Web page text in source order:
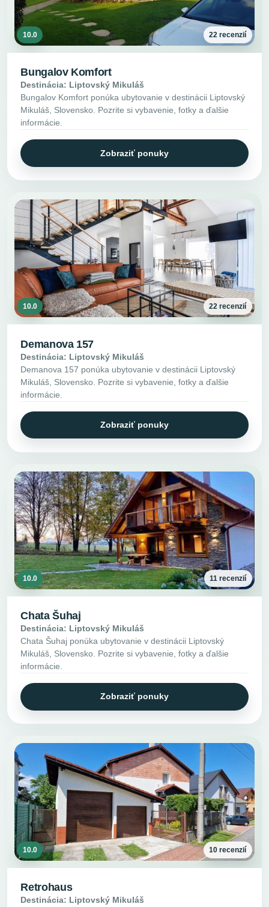
10.0 22 recenzií
Bungalov Komfort
Destinácia: Liptovský Mikuláš
Bungalov Komfort ponúka ubytovanie v destinácii Liptovský
Mikuláš, Slovensko. Pozrite si vybavenie, fotky a ďalšie
informácie.
Zobraziť ponuky
10.0 22 recenzií
Demanova 157
Destinácia: Liptovský Mikuláš
Demanova 157 ponúka ubytovanie v destinácii Liptovský
Mikuláš, Slovensko. Pozrite si vybavenie, fotky a ďalšie
informácie.
Zobraziť ponuky
10.0 11 recenzií
Chata Šuhaj
Destinácia: Liptovský Mikuláš
Chata Šuhaj ponúka ubytovanie v destinácii Liptovský
Mikuláš, Slovensko. Pozrite si vybavenie, fotky a ďalšie
informácie.
Zobraziť ponuky
10.0 10 recenzií
Retrohaus
Destinácia: Liptovský Mikuláš